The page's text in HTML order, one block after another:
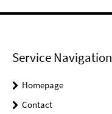
Service Navigation
Homepage
Contact